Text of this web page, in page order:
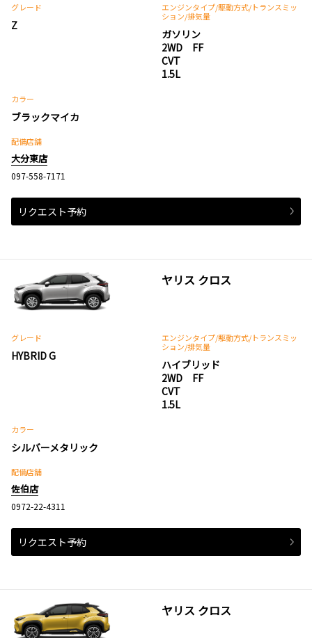
グレード
Z
エンジンタイプ/駆動方式/トランスミッ
ション/排気量
ガソリン
2WD FF
CVT
1.5L
カラー
ブラックマイカ
配備店舗
大分東店
097-558-7171
リクエスト予約
ヤリス クロス
グレード
HYBRID G
エンジンタイプ/駆動方式/トランスミッ
ション/排気量
ハイブリッド
2WD FF
CVT
1.5L
カラー
シルバーメタリック
配備店舗
佐伯店
0972-22-4311
リクエスト予約
ヤリス クロス